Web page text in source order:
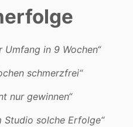
Umfang in 9 Wochen“
schmerzfrei“
nur gewinnen“
Studio solche Erfolge“